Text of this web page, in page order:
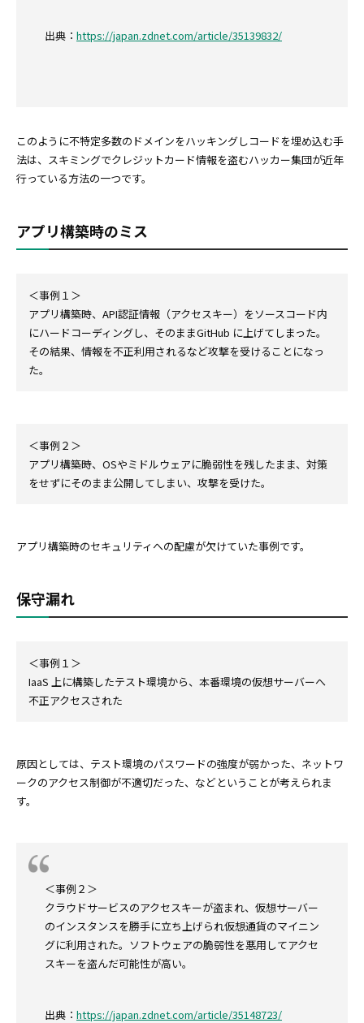
出典： https://japan.zdnet.com/article/35139832/
このように不特定多数のドメインをハッキングしコードを埋め込む手
法は、スキミングでクレジットカード情報を盗むハッカー集団が近年
行っている方法の一つです。
アプリ構築時のミス
＜事例１＞
アプリ構築時、API認証情報（アクセスキー）をソースコード内
にハードコーディングし、そのままGitHub に上げてしまった。
その結果、情報を不正利用されるなど攻撃を受けることになっ
た。
＜事例２＞
アプリ構築時、OSやミドルウェアに脆弱性を残したまま、対策
をせずにそのまま公開してしまい、攻撃を受けた。
アプリ構築時のセキュリティへの配慮が欠けていた事例です。
保守漏れ
＜事例１＞
IaaS 上に構築したテスト環境から、本番環境の仮想サーバーへ
不正アクセスされた
原因としては、テスト環境のパスワードの強度が弱かった、ネットワ
ークのアクセス制御が不適切だった、などということが考えられま
す。
＜事例２＞
クラウドサービスのアクセスキーが盗まれ、仮想サーバー
のインスタンスを勝手に立ち上げられ仮想通貨のマイニン
グに利用された。ソフトウェアの脆弱性を悪用してアクセ
スキーを盗んだ可能性が高い。
出典： https://japan.zdnet.com/article/35148723/